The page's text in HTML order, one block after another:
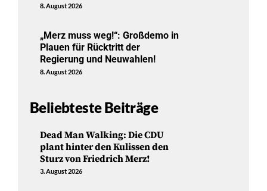
8. August 2026
„Merz muss weg!“: Großdemo in
Plauen für Rücktritt der
Regierung und Neuwahlen!
8. August 2026
Beliebteste Beiträge
Dead Man Walking: Die CDU
plant hinter den Kulissen den
Sturz von Friedrich Merz!
3. August 2026